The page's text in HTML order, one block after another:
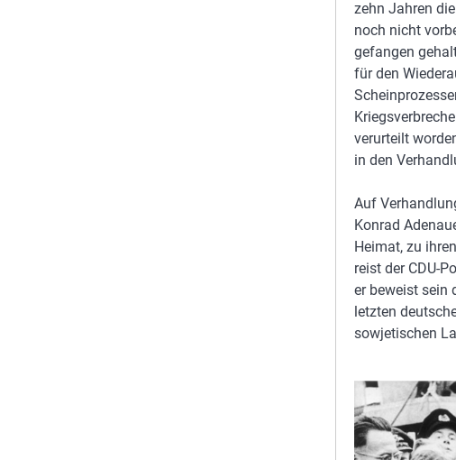
zehn Jahren
noch nicht
gefangen
für den
verurteilt
in den
Auf
Konrad
Heimat, zu
reist der CDU-
er beweist sein
letzten
sowjetischen